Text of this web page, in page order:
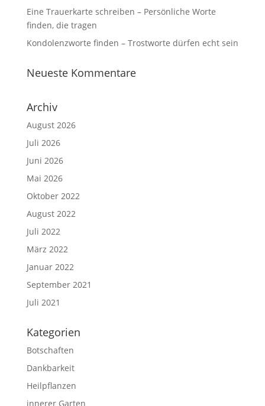
Eine Trauerkarte schreiben – Persönliche Worte
finden, die tragen
Kondolenzworte finden – Trostworte dürfen echt sein
Neueste Kommentare
Archiv
August 2026
Juli 2026
Juni 2026
Mai 2026
Oktober 2022
August 2022
Juli 2022
März 2022
Januar 2022
September 2021
Juli 2021
Kategorien
Botschaften
Dankbarkeit
Heilpflanzen
innerer Garten